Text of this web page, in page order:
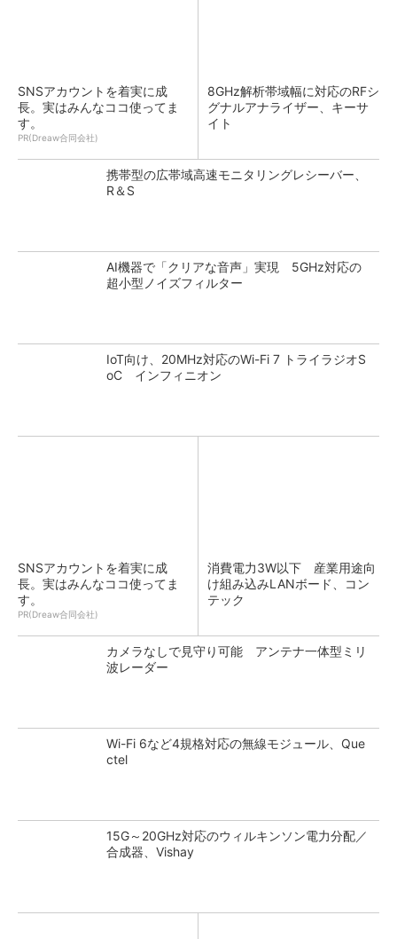
SNSアカウントを着実に成
長。実はみんなココ使ってま
す。
PR(Dreaw合同会社)
8GHz解析帯域幅に対応のRFシ
グナルアナライザー、キーサ
イト
携帯型の広帯域高速モニタリングレシーバー、
R＆S
AI機器で「クリアな音声」実現 5GHz対応の
超小型ノイズフィルター
IoT向け、20MHz対応のWi-Fi 7 トライラジオS
oC インフィニオン
SNSアカウントを着実に成
長。実はみんなココ使ってま
す。
PR(Dreaw合同会社)
消費電力3W以下 産業用途向
け組み込みLANボード、コン
テック
カメラなしで見守り可能 アンテナ一体型ミリ
波レーダー
Wi-Fi 6など4規格対応の無線モジュール、Que
ctel
15G～20GHz対応のウィルキンソン電力分配／
合成器、Vishay